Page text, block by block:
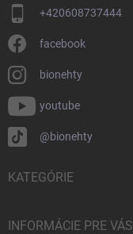
+420608737444
facebook
bionehty
youtube
@bionehty
KATEGÓRIE
INFORMÁCIE PRE VÁS